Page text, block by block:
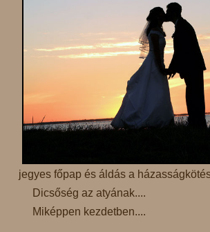
jegyes főpap és áldás a
Dicsőség az atyának....
Miképpen kezdetben....